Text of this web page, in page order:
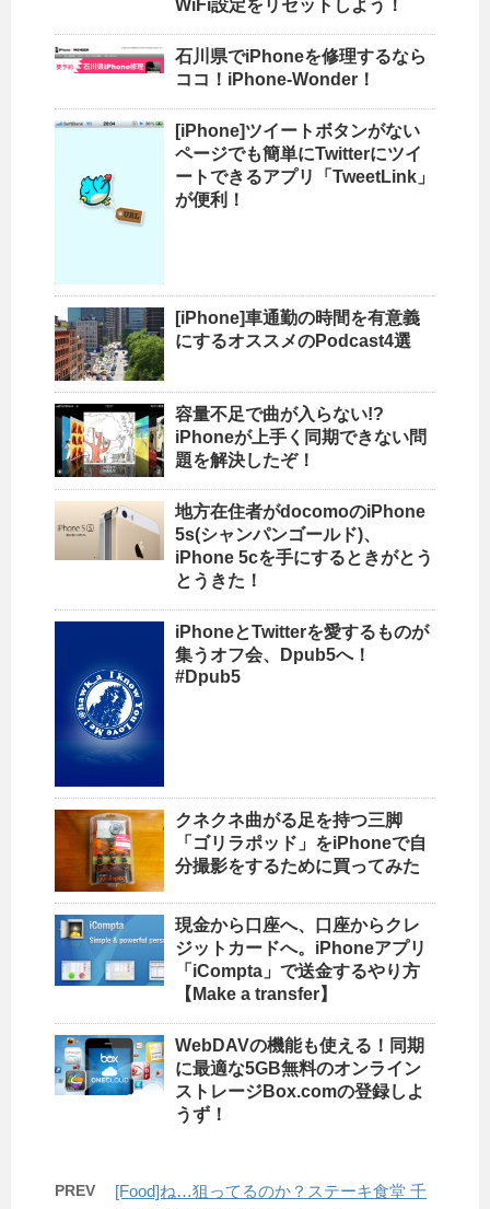
WiFi設定をリセットしよう！
石川県でiPhoneを修理するなら
ココ！iPhone-Wonder！
[iPhone]ツイートボタンがない
ページでも簡単にTwitterにツイ
ートできるアプリ「TweetLink」
が便利！
[iPhone]車通勤の時間を有意義
にするオススメのPodcast4選
容量不足で曲が入らない!?
iPhoneが上手く同期できない問
題を解決したぞ！
地方在住者がdocomoのiPhone
5s(シャンパンゴールド)、
iPhone 5cを手にするときがとう
とうきた！
iPhoneとTwitterを愛するものが
集うオフ会、Dpub5へ！
#Dpub5
クネクネ曲がる足を持つ三脚
「ゴリラポッド」をiPhoneで自
分撮影をするために買ってみた
現金から口座へ、口座からクレ
ジットカードへ。iPhoneアプリ
「iCompta」で送金するやり方
【Make a transfer】
WebDAVの機能も使える！同期
に最適な5GB無料のオンライン
ストレージBox.comの登録しよ
うず！
PREV
[Food]ね…狙ってるのか？ステーキ食堂 千